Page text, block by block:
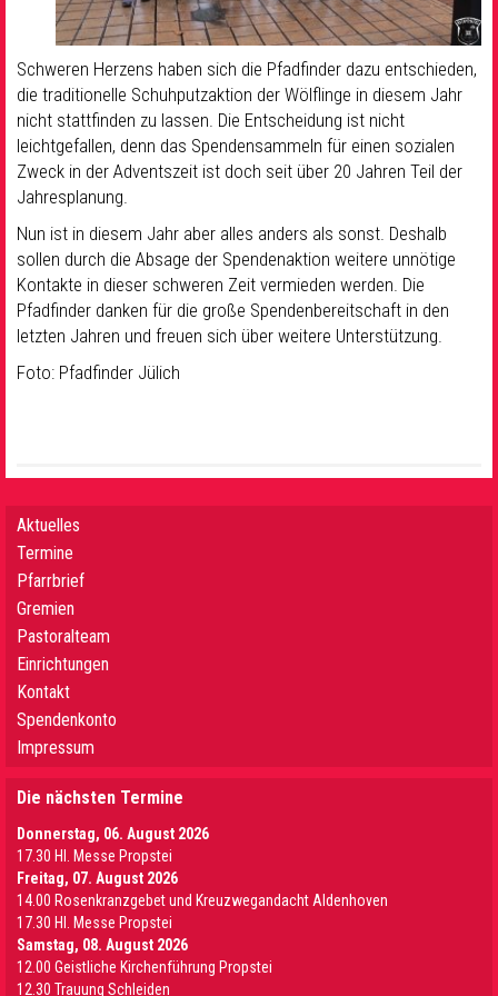
Schweren Herzens haben sich die Pfadfinder dazu entschieden,
die traditionelle Schuhputzaktion der Wölflinge in diesem Jahr
nicht stattfinden zu lassen. Die Entscheidung ist nicht
leichtgefallen, denn das Spendensammeln für einen sozialen
Zweck in der Adventszeit ist doch seit über 20 Jahren Teil der
Jahresplanung.
Nun ist in diesem Jahr aber alles anders als sonst. Deshalb
sollen durch die Absage der Spendenaktion weitere unnötige
Kontakte in dieser schweren Zeit vermieden werden. Die
Pfadfinder danken für die große Spendenbereitschaft in den
letzten Jahren und freuen sich über weitere Unterstützung.
Foto: Pfadfinder Jülich
Aktuelles
Termine
Pfarrbrief
Gremien
Pastoralteam
Einrichtungen
Kontakt
Spendenkonto
Impressum
Die nächsten Termine
Donnerstag, 06. August 2026
17.30 Hl. Messe Propstei
Freitag, 07. August 2026
14.00 Rosenkranzgebet und Kreuzwegandacht Aldenhoven
17.30 Hl. Messe Propstei
Samstag, 08. August 2026
12.00 Geistliche Kirchenführung Propstei
12.30 Trauung Schleiden